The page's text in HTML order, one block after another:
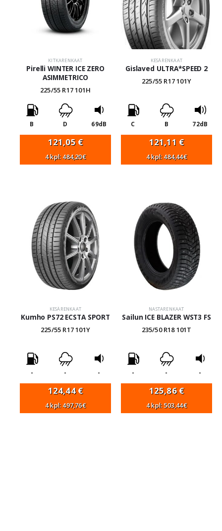
KITKARENKAAT
Pirelli WINTER ICE ZERO
ASIMMETRICO
225/55 R17 101H
B D 69dB
121,05 €
4 kpl: 484,20€
KESÄRENKAAT
Gislaved ULTRA*SPEED 2
225/55 R17 101Y
C B 72dB
121,11 €
4 kpl: 484,44€
KESÄRENKAAT
Kumho PS72 ECSTA SPORT
225/55 R17 101Y
- - -
124,44€
4 kpl: 497,76€
NASTARENKAAT
Sailun ICE BLAZER WST3 FS
235/50 R18 101T
- - -
125,86€
4 kpl: 503,44€